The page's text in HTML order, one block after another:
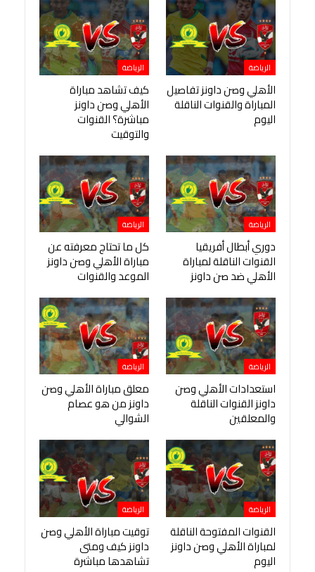
الرياضة
الأهلي وصن داونز تفاصيل
المباراة والقنوات الناقلة
اليوم
الرياضة
كيف تشاهد مباراة
الأهلي وصن داونز
مباشرة؟ القنوات
والتوقيت
الرياضة
دوري أبطال أفريقيا
القنوات الناقلة لمباراة
الأهلي ضد صن داونز
الرياضة
كل ما تحتاج معرفته عن
مباراة الأهلي وصن داونز
الموعد والقنوات
الرياضة
استعدادات الأهلي وصن
داونز القنوات الناقلة
والمعلقين
الرياضة
معلق مباراة الأهلي وصن
داونز من هو عصام
الشوالي
الرياضة
القنوات المفتوحة الناقلة
لمباراة الأهلي وصن داونز
اليوم
الرياضة
توقيت مباراة الأهلي وصن
داونز كيف ومتى
تشاهدها مباشرة